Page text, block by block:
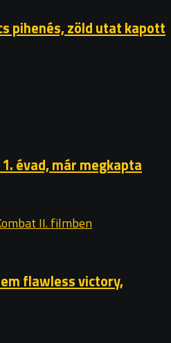
pihenés, zöld utat kapott
évad, már megkapta
flawless victory,